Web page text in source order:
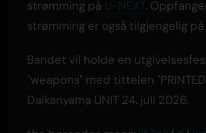
strømming på U-NEXT.
strømming er også tilgjengelig på
Bandet vil holde en
"weapons" med tittelen "PRINTED
Daikanyama UNIT 24. juli 2026.